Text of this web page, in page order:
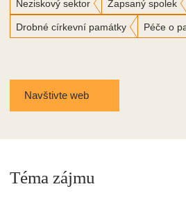
Neziskový sektor Zapsaný spolek
Drobné církevní památky Péče o
Navštivte web
Téma zájmu